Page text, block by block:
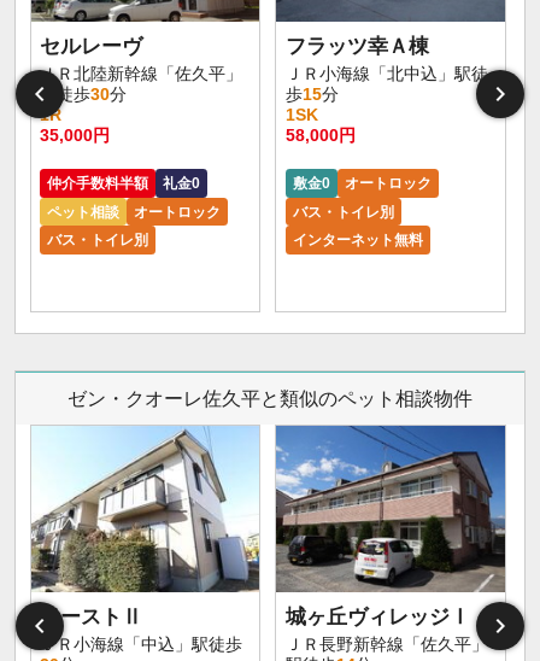
セルレーヴ
ＪＲ北陸新幹線「佐久平」
駅徒歩30分
1R
35,000円
仲介手数料半額
礼金0
ペット相談
オートロック
バス・トイレ別
フラッツ幸Ａ棟
ＪＲ小海線「北中込」駅徒
歩15分
1SK
58,000円
敷金0
オートロック
バス・トイレ別
インターネット無料
ゼン・クオーレ佐久平と類似のペット相談物件
イーストⅡ
ＪＲ小海線「中込」駅徒歩
城ヶ丘ヴィレッジⅠ
ＪＲ長野新幹線「佐久平」